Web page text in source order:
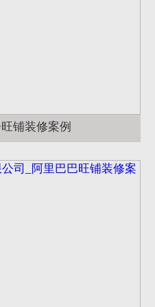
铺装修案例